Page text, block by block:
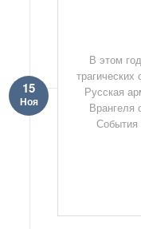
15
Ноя
В этом
трагических
Русская
Врангеля
События